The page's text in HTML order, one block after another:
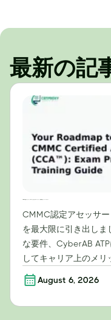
最新の記
CMMC認定アセッサ
を最大限に引き出し
な要件、CyberAB
してキャリア上のメリ
August 6, 2026